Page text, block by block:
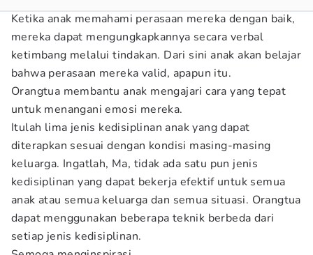
Ketika anak memahami perasaan mereka dengan baik,
mereka dapat mengungkapkannya secara verbal
ketimbang melalui tindakan. Dari sini anak akan belajar
bahwa perasaan mereka valid, apapun itu.
Orangtua membantu anak mengajari cara yang tepat
untuk menangani emosi mereka.
Itulah lima jenis kedisiplinan anak yang dapat
diterapkan sesuai dengan kondisi masing-masing
keluarga. Ingatlah, Ma, tidak ada satu pun jenis
kedisiplinan yang dapat bekerja efektif untuk semua
anak atau semua keluarga dan semua situasi. Orangtua
dapat menggunakan beberapa teknik berbeda dari
setiap jenis kedisiplinan.